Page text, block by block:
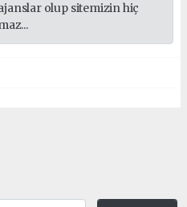
olup sitemizin hiç